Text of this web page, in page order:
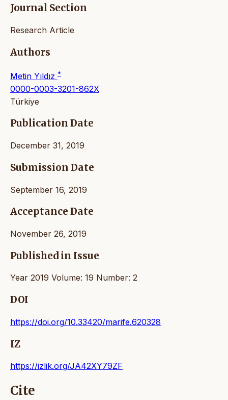
Journal Section
Research Article
Authors
Metin Yıldız *
0000-0003-3201-862X
Türkiye
Publication Date
December 31, 2019
Submission Date
September 16, 2019
Acceptance Date
November 26, 2019
Published in Issue
Year 2019 Volume: 19 Number: 2
DOI
https://doi.org/10.33420/marife.620328
IZ
https://izlik.org/JA42XY79ZF
Cite